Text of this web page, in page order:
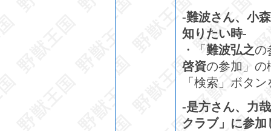
-難波さん、小
知りたい時-
・「 難波弘之の
啓資の参加」の
「検索」ボタ
-是方さん、力
クラブ」に参